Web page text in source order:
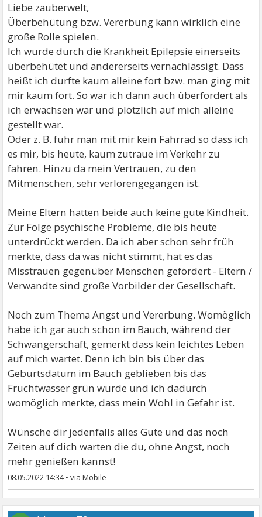
Liebe zauberwelt,
Überbehütung bzw. Vererbung kann wirklich eine
große Rolle spielen.
Ich wurde durch die Krankheit Epilepsie einerseits
überbehütet und andererseits vernachlässigt. Dass
heißt ich durfte kaum alleine fort bzw. man ging mit
mir kaum fort. So war ich dann auch überfordert als
ich erwachsen war und plötzlich auf mich alleine
gestellt war.
Oder z. B. fuhr man mit mir kein Fahrrad so dass ich
es mir, bis heute, kaum zutraue im Verkehr zu
fahren. Hinzu da mein Vertrauen, zu den
Mitmenschen, sehr verlorengegangen ist.
Meine Eltern hatten beide auch keine gute Kindheit.
Zur Folge psychische Probleme, die bis heute
unterdrückt werden. Da ich aber schon sehr früh
merkte, dass da was nicht stimmt, hat es das
Misstrauen gegenüber Menschen gefördert - Eltern /
Verwandte sind große Vorbilder der Gesellschaft.
Noch zum Thema Angst und Vererbung. Womöglich
habe ich gar auch schon im Bauch, während der
Schwangerschaft, gemerkt dass kein leichtes Leben
auf mich wartet. Denn ich bin bis über das
Geburtsdatum im Bauch geblieben bis das
Fruchtwasser grün wurde und ich dadurch
womöglich merkte, dass mein Wohl in Gefahr ist.
Wünsche dir jedenfalls alles Gute und das noch
Zeiten auf dich warten die du, ohne Angst, noch
mehr genießen kannst!
08.05.2022 14:34•